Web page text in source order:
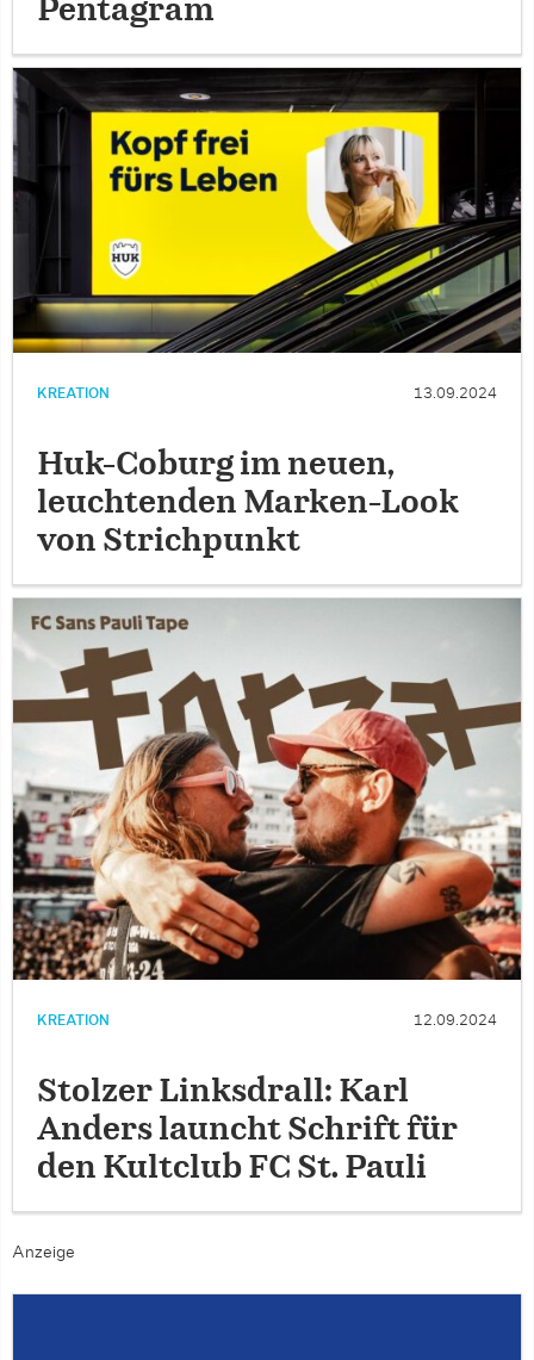
Pentagram
KREATION 13.09.2024
Huk-Coburg im neuen,
leuchtenden Marken-Look
von Strichpunkt
KREATION 12.09.2024
Stolzer Linksdrall: Karl
Anders launcht Schrift für
den Kultclub FC St. Pauli
Anzeige